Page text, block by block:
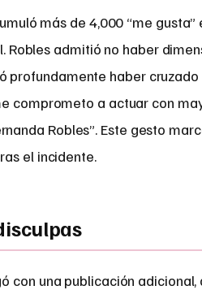
más de 4,000 “me
Robles admitió no haber
profundamente haber cruzado
comprometo a actuar con
Robles”. Este gesto
el incidente.
con una publicación